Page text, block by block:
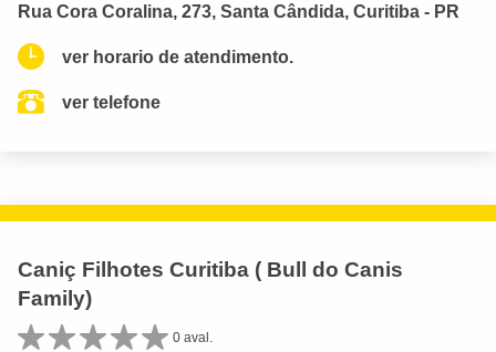
Rua Cora Coralina, 273, Santa Cândida, Curitiba - PR
ver horario de atendimento.
ver telefone
Caniç Filhotes Curitiba ( Bull do Canis
Family)
0 aval.